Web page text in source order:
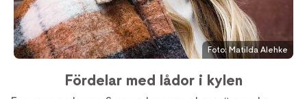
Foto: Matilda Alehke
Fördelar med lådor i kylen